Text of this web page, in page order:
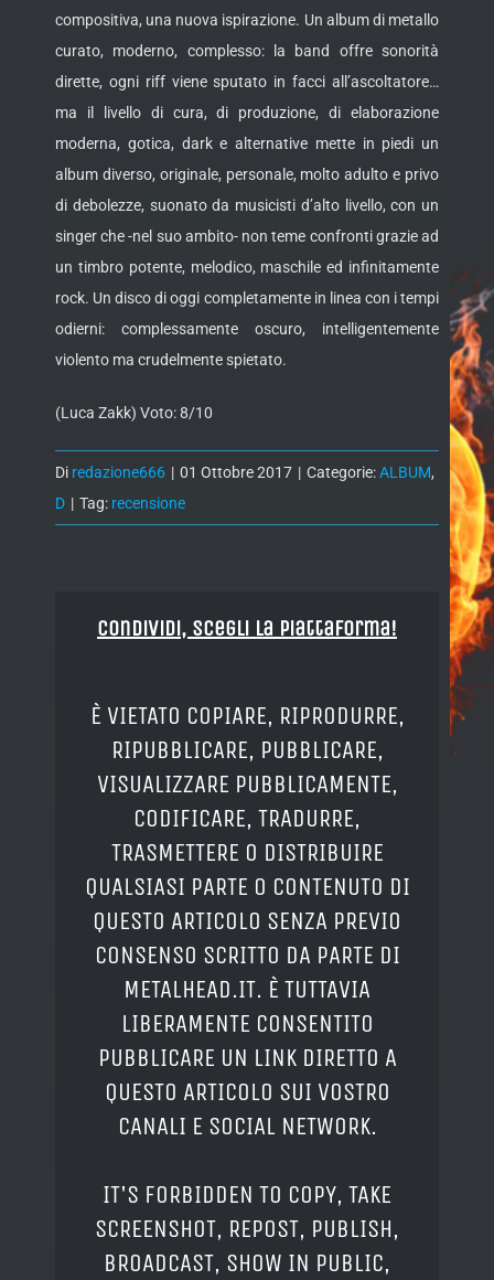
compositiva, una nuova ispirazione. Un album di metallo
curato, moderno, complesso: la band offre sonorità
dirette, ogni riff viene sputato in facci all’ascoltatore…
ma il livello di cura, di produzione, di elaborazione
moderna, gotica, dark e alternative mette in piedi un
album diverso, originale, personale, molto adulto e privo
di debolezze, suonato da musicisti d’alto livello, con un
singer che -nel suo ambito- non teme confronti grazie ad
un timbro potente, melodico, maschile ed infinitamente
rock. Un disco di oggi completamente in linea con i tempi
odierni: complessamente oscuro, intelligentemente
violento ma crudelmente spietato.
(Luca Zakk) Voto: 8/10
Di redazione666 | 01 Ottobre 2017 | Categorie:ALBUM,
D | Tag: recensione
Condividi, Scegli la piattaforma!
È VIETATO COPIARE, RIPRODURRE,
RIPUBBLICARE, PUBBLICARE,
VISUALIZZARE PUBBLICAMENTE,
CODIFICARE, TRADURRE,
TRASMETTERE O DISTRIBUIRE
QUALSIASI PARTE O CONTENUTO DI
QUESTO ARTICOLO SENZA PREVIO
CONSENSO SCRITTO DA PARTE DI
METALHEAD.IT. È TUTTAVIA
LIBERAMENTE CONSENTITO
PUBBLICARE UN LINK DIRETTO A
QUESTO ARTICOLO SUI VOSTRO
CANALI E SOCIAL NETWORK.
IT'S FORBIDDEN TO COPY, TAKE
SCREENSHOT, REPOST, PUBLISH,
BROADCAST, SHOW IN PUBLIC,